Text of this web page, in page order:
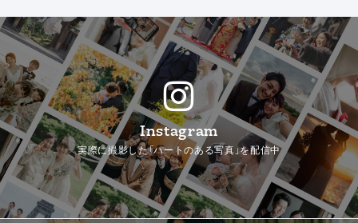
Instagram
実際に撮影した「ハートのある写真」を配信中